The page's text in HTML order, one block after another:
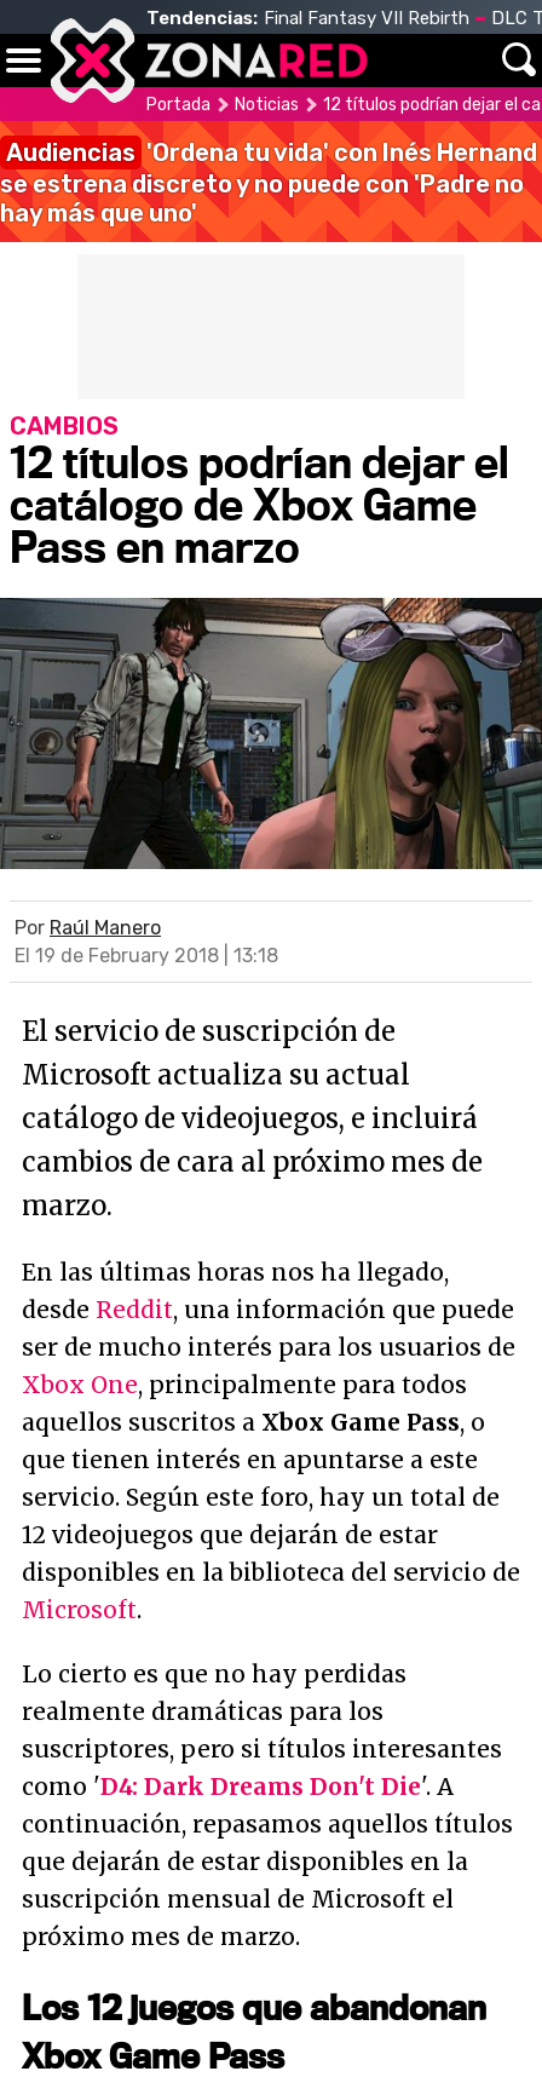
Tendencias: Final Fantasy VII Rebirth DLC
Portada Noticias 12 títulos podrían dejar el
Audiencias 'Ordena tu vida' con Inés Hernand
se estrena discreto y no puede con 'Padre no
hay más que uno'
12 títulos podrían dejar el
catálogo de Xbox Game
Pass en marzo
CAMBIOS
Por Raúl Manero
El 19 de February 2018 | 13:18
El servicio de suscripción de
Microsoft actualiza su actual
catálogo de videojuegos, e incluirá
cambios de cara al próximo mes de
marzo.
En las últimas horas nos ha llegado,
desde Reddit, una información que puede
ser de mucho interés para los usuarios de
Xbox One, principalmente para todos
aquellos suscritos a Xbox Game Pass, o
que tienen interés en apuntarse a este
servicio. Según este foro, hay un total de
12 videojuegos que dejarán de estar
disponibles en la biblioteca del servicio de
Microsoft.
Lo cierto es que no hay perdidas
realmente dramáticas para los
suscriptores, pero si títulos interesantes
como 'D4: Dark Dreams Don't Die'. A
continuación, repasamos aquellos títulos
que dejarán de estar disponibles en la
suscripción mensual de Microsoft el
próximo mes de marzo.
Los 12 juegos que abandonan
Xbox Game Pass